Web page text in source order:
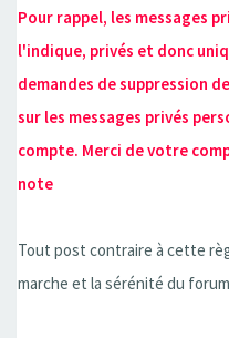
Pour rappel, les messages
l'indique, privés et donc
demandes de suppression
sur les messages privés
compte. Merci de votre
note
Tout post contraire à cette
marche et la sérénité du